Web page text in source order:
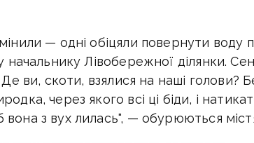
— одні обіцяли повернути воду
начальнику Лівобережної ділянки.
ви, скоти, взялися на наші голови?
через якого всі ці біди, і
з вух лилась", — обурюються